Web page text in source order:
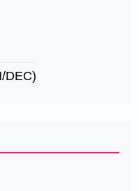
DEC)